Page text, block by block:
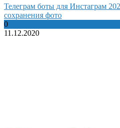
Телеграм боты для Инстаграм
сохранения фото
0
11.12.2020